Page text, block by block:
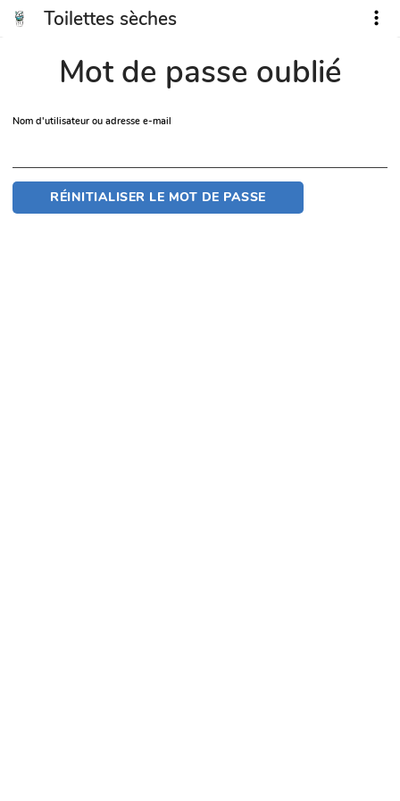
Toilettes sèches
Mot de passe oublié
Nom d'utilisateur ou adresse e-mail